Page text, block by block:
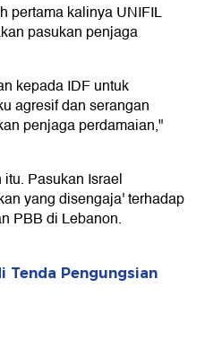
pertama kalinya UNIFIL
pasukan penjaga
kepada IDF untuk
agresif dan serangan
penjaga perdamaian,"
Pasukan Israel
yang disengaja' terhadap
PBB di Lebanon.
Tenda Pengungsian